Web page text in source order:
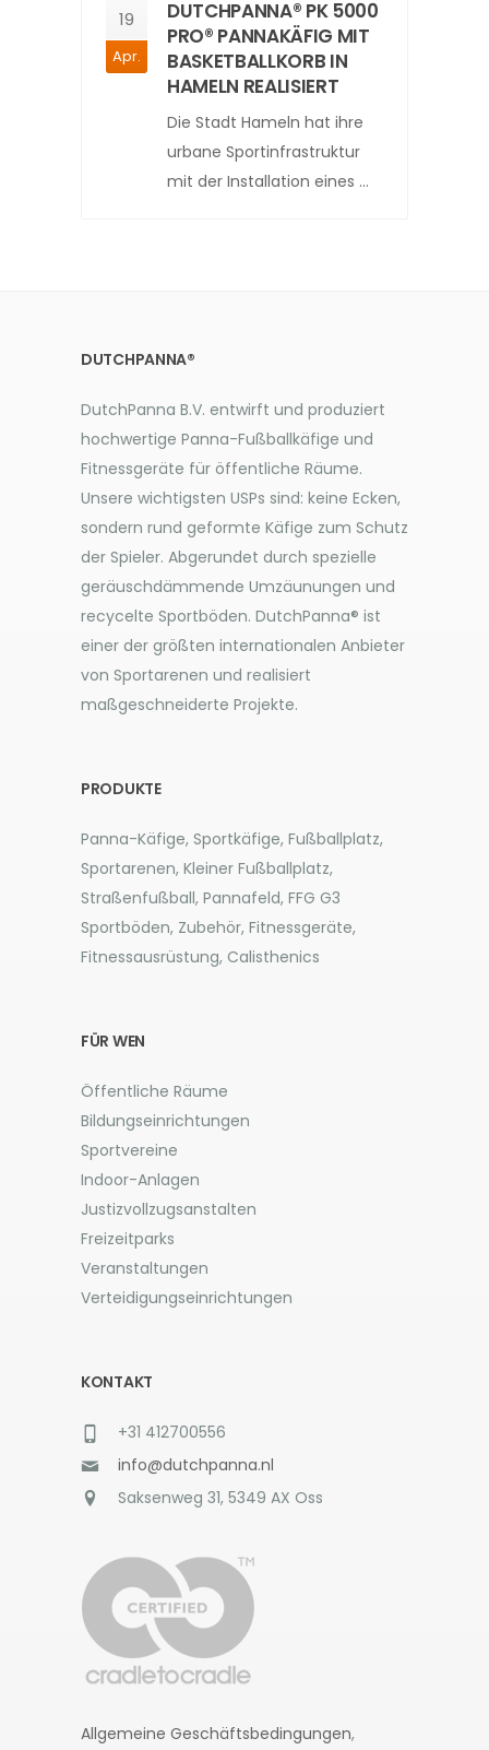
19
Apr.
DUTCHPANNA® PK 5000
PRO® PANNAKÄFIG MIT
BASKETBALLKORB IN
HAMELN REALISIERT
Die Stadt Hameln hat ihre
urbane Sportinfrastruktur
mit der Installation eines ...
DUTCHPANNA®
DutchPanna B.V. entwirft und produziert
hochwertige Panna-Fußballkäfige und
Fitnessgeräte für öffentliche Räume.
Unsere wichtigsten USPs sind: keine Ecken,
sondern rund geformte Käfige zum Schutz
der Spieler. Abgerundet durch spezielle
geräuschdämmende Umzäunungen und
recycelte Sportböden. DutchPanna® ist
einer der größten internationalen Anbieter
von Sportarenen und realisiert
maßgeschneiderte Projekte.
PRODUKTE
Panna-Käfige, Sportkäfige, Fußballplatz,
Sportarenen, Kleiner Fußballplatz,
Straßenfußball, Pannafeld, FFG G3
Sportböden, Zubehör, Fitnessgeräte,
Fitnessausrüstung, Calisthenics
FÜR WEN
Öffentliche Räume
Bildungseinrichtungen
Sportvereine
Indoor-Anlagen
Justizvollzugsanstalten
Freizeitparks
Veranstaltungen
Verteidigungseinrichtungen
KONTAKT
+31 412700556
info@dutchpanna.nl
Saksenweg 31, 5349 AX Oss
Allgemeine Geschäftsbedingungen,